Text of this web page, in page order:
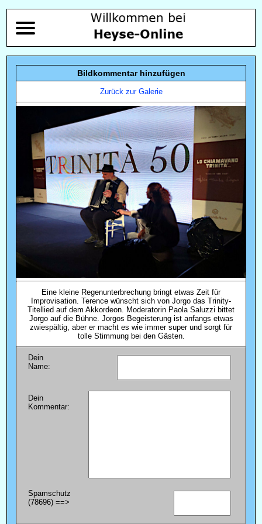
Bildkommentar hinzufügen
Zurück zur Galerie
Eine kleine Regenunterbrechung bringt etwas Zeit für
Improvisation. Terence wünscht sich von Jorgo das Trinity-
Titellied auf dem Akkordeon. Moderatorin Paola Saluzzi bittet
Jorgo auf die Bühne. Jorgos Begeisterung ist anfangs etwas
zwiespältig, aber er macht es wie immer super und sorgt für
tolle Stimmung bei den Gästen.
Dein
Name:
Dein
Kommentar:
Spamschutz
(78696) ==>